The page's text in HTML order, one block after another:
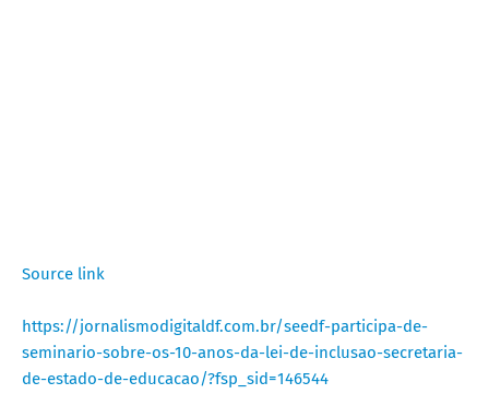
Source link
https://jornalismodigitaldf.com.br/seedf-participa-de-
seminario-sobre-os-10-anos-da-lei-de-inclusao-secretaria-
de-estado-de-educacao/?fsp_sid=146544